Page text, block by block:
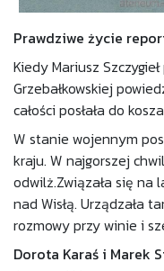
Prawdziwe życie
Kiedy Mariusz
Grzebałkowskiej
całości posłała do
W stanie wojennym
kraju. W najgorszej
odwilż.Związała się na
nad Wisłą. Urządzała
rozmowy przy winie i
Dorota Karaś i Marek